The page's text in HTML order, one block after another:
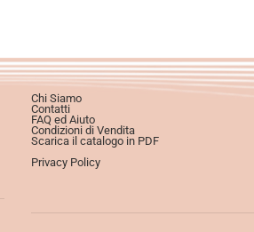
Chi Siamo
Contatti
FAQ ed Aiuto
Condizioni di Vendita
Scarica il catalogo in PDF
Privacy Policy